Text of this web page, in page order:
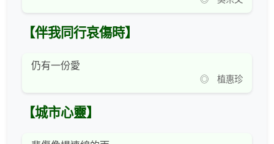
【伴我同行哀傷時】
仍有一份愛
◎ 植惠珍
【城市心靈】